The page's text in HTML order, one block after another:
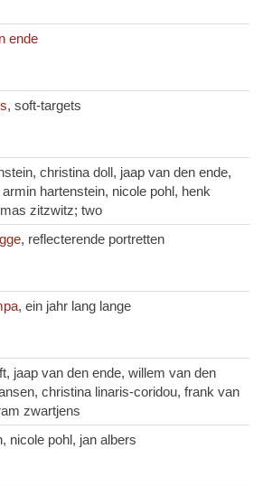
ende
, soft-targets
christina doll, jaap van den ende,
hartenstein, nicole pohl, henk
zitzwitz; two
, reflecterende portretten
, ein jahr lang lange
jaap van den ende, willem van den
christina linaris-coridou, frank van
zwartjens
nicole pohl, jan albers